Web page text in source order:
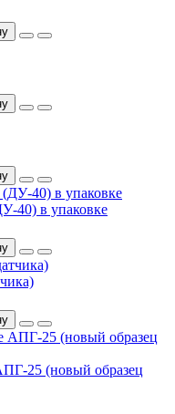
40) в упаковке
25 (новый образец